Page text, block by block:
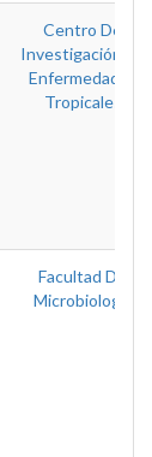
Centro De
Investigación En
Enfermedades
Tropicales
Facultad De
Microbiología